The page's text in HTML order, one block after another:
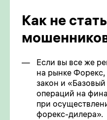
Как не
Если вы все же
на рынке Форекс,
закон и
операций на
при
форекс-дилера».